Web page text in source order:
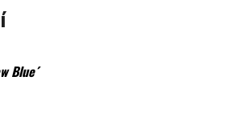
Blue´